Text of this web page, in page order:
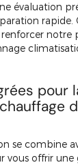
évaluation
notre
pour
se combine
vous offrir